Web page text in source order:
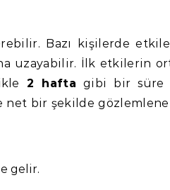
Bazı kişilerde
uzayabilir. İlk etkilerin
2 hafta gibi bir süre
net bir şekilde
gelir.